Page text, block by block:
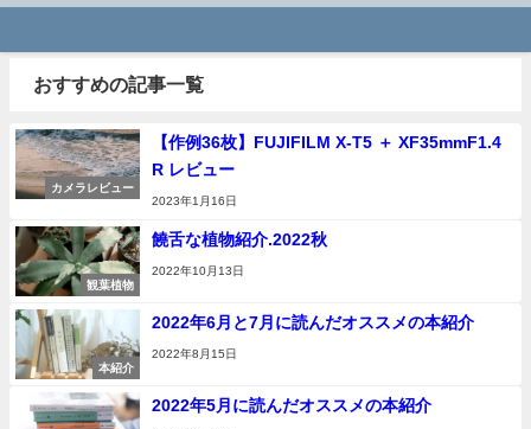
おすすめの記事一覧
カメラレビュー
【作例36枚】FUJIFILM X-T5 ＋ XF35mmF1.4
R レビュー
2023年1月16日
観葉植物
饒舌な植物紹介.2022秋
2022年10月13日
本紹介
2022年6月と7月に読んだオススメの本紹介
2022年8月15日
2022年5月に読んだオススメの本紹介